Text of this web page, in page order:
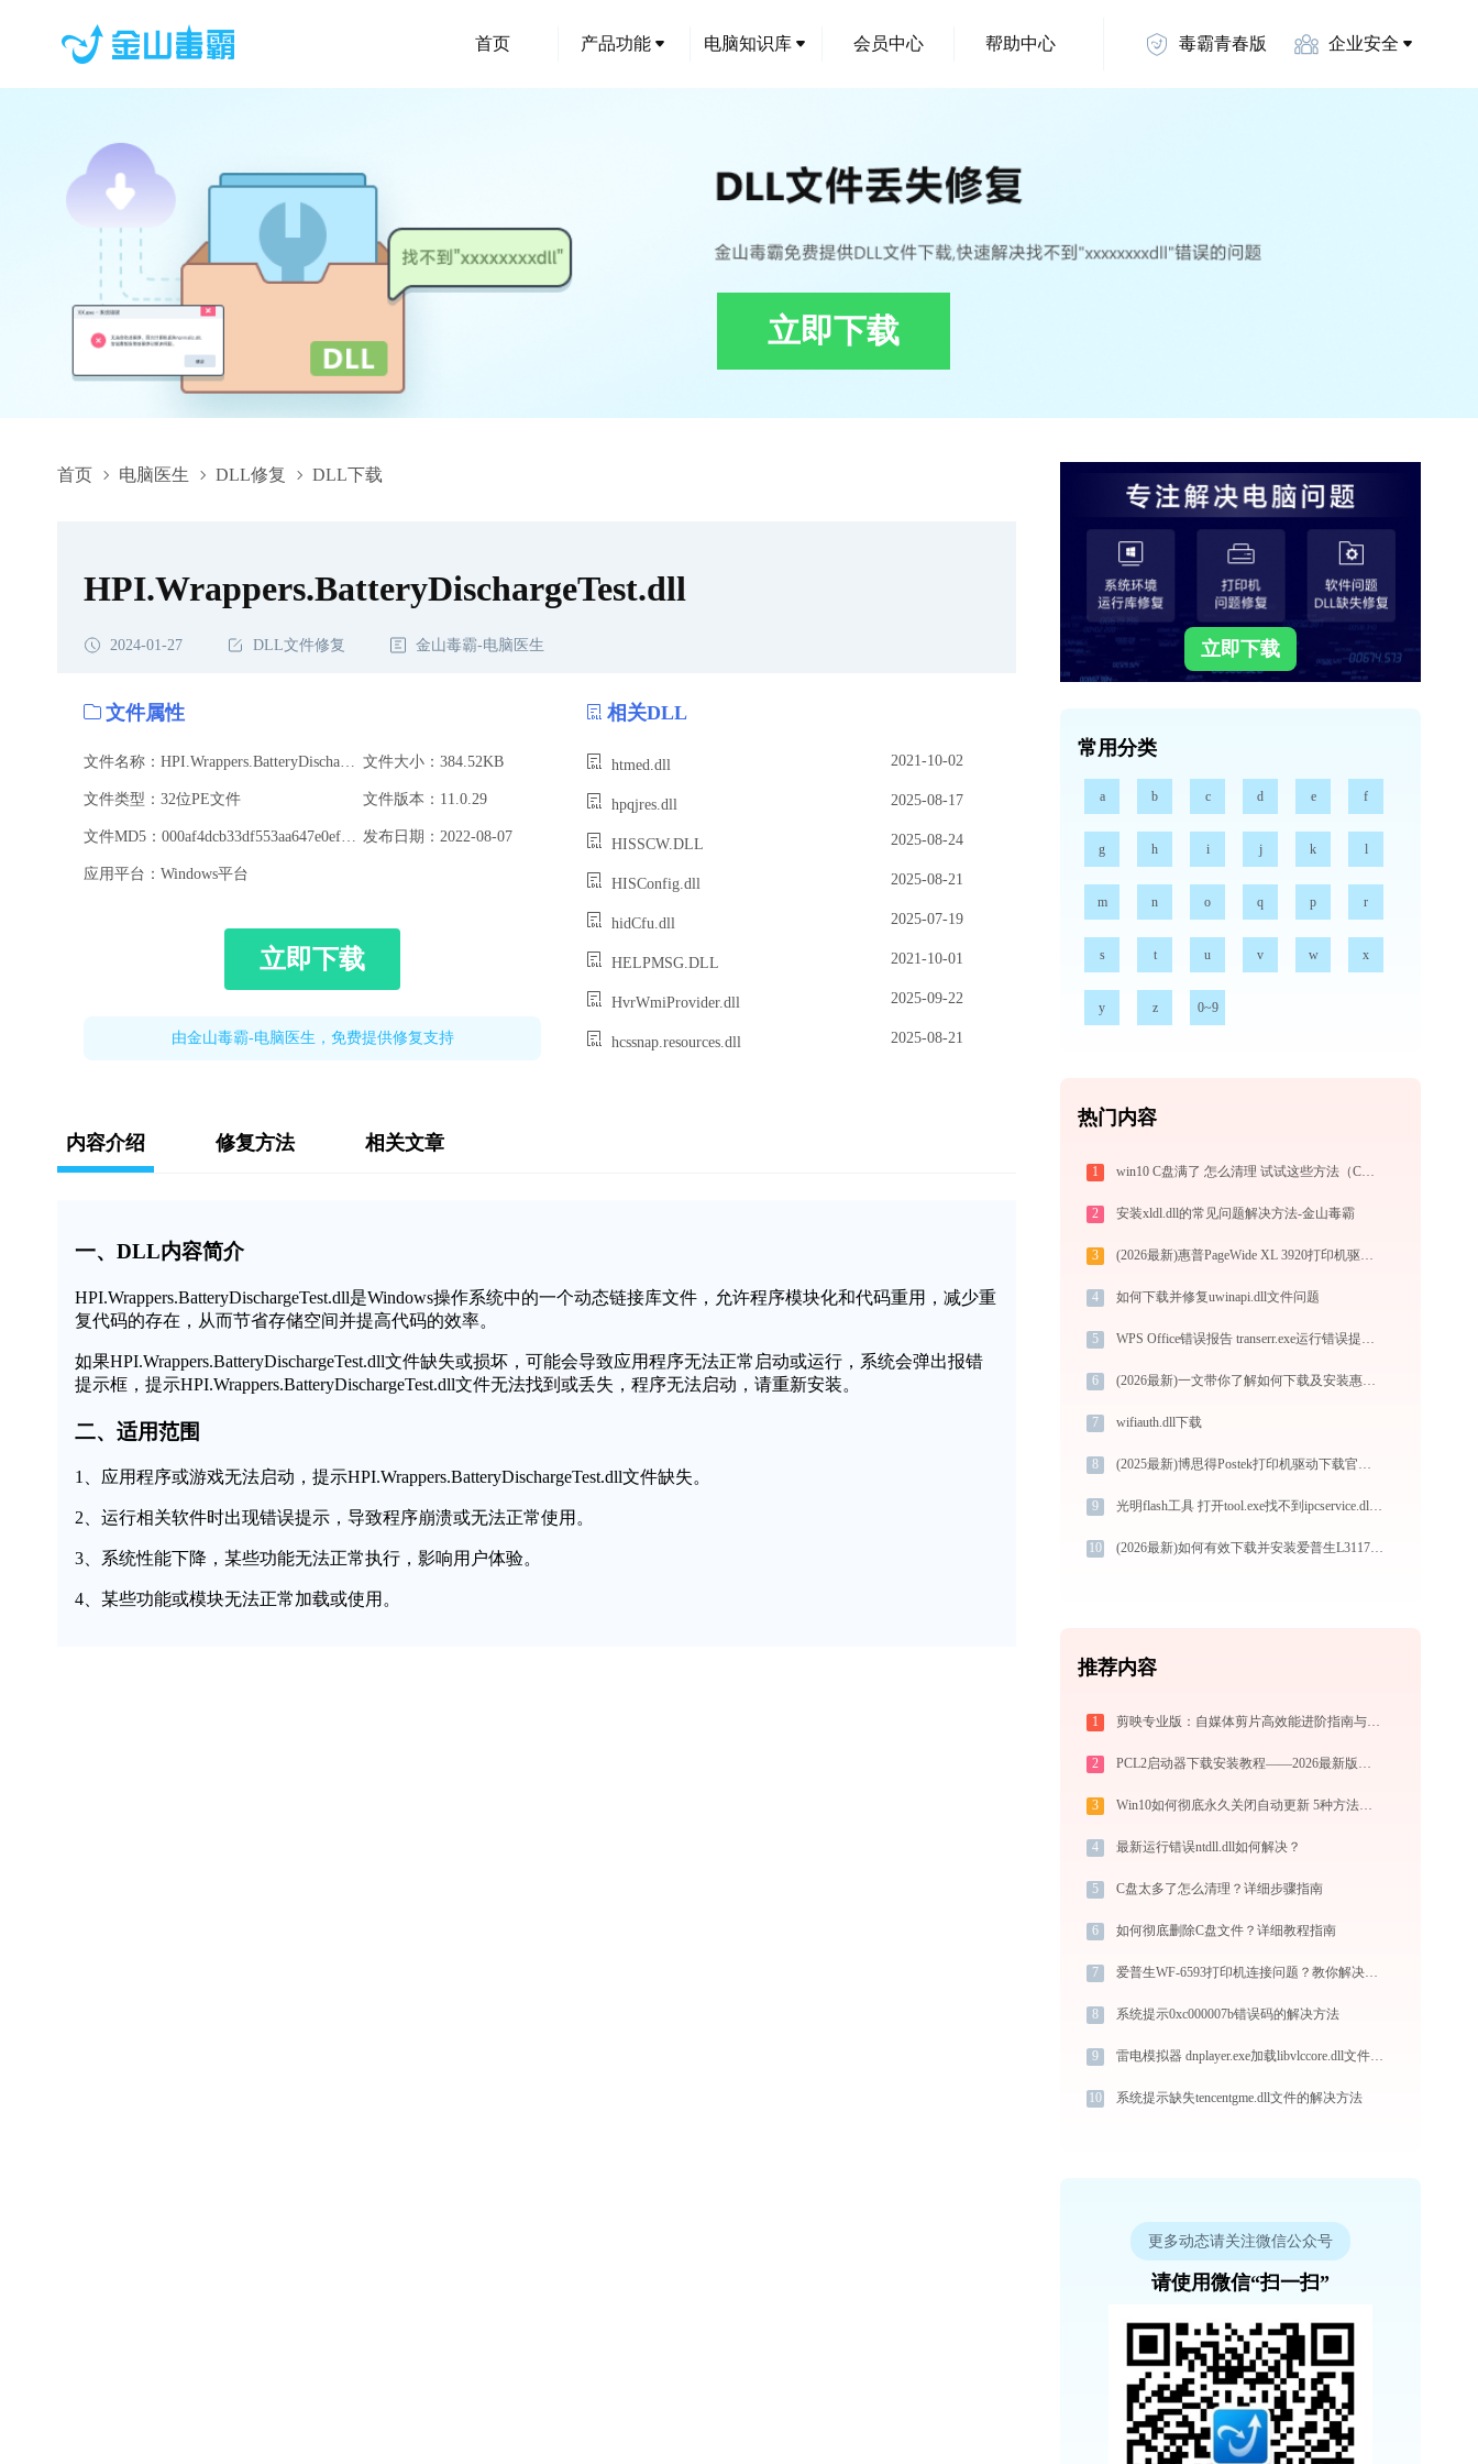
首页 产品功能 电脑知识库 会员中心 帮助中心 毒霸青春版 企业安全
立即下载
首页 电脑医生 DLL修复 DLL下载
HPI.Wrappers.BatteryDischargeTest.dll,HPI.Wrappers.BatteryDischargeTest.dll下载,HPI.Wrappers.BatteryDischargeTest.dll修复
HPI.Wrappers.BatteryDischargeTest.dll
2024-01-27 DLL文件修复 金山毒霸-电脑医生
文件属性
文件大小：384.52KB
文件类型：32位PE文件 文件版本：11.0.29
发布日期：2022-08-07
应用平台：Windows平台
立即下载
由金山毒霸-电脑医生，免费提供修复支持
相关DLL
htmed.dll 2021-10-02
hpqjres.dll 2025-08-17
HISSCW.DLL 2025-08-24
HISConfig.dll 2025-08-21
hidCfu.dll 2025-07-19
HELPMSG.DLL 2021-10-01
HvrWmiProvider.dll 2025-09-22
hcssnap.resources.dll 2025-08-21
内容介绍 修复方法 相关文章
一、DLL内容简介
HPI.Wrappers.BatteryDischargeTest.dll是Windows操作系统中的一个动态链接库文件，允许程序模块化和代码重用，减少重
复代码的存在，从而节省存储空间并提高代码的效率。
如果HPI.Wrappers.BatteryDischargeTest.dll文件缺失或损坏，可能会导致应用程序无法正常启动或运行，系统会弹出报错
提示框，提示HPI.Wrappers.BatteryDischargeTest.dll文件无法找到或丢失，程序无法启动，请重新安装。
二、适用范围
1、应用程序或游戏无法启动，提示HPI.Wrappers.BatteryDischargeTest.dll文件缺失。
2、运行相关软件时出现错误提示，导致程序崩溃或无法正常使用。
3、系统性能下降，某些功能无法正常执行，影响用户体验。
4、某些功能或模块无法正常加载或使用。
立即下载
常用分类
a b c d e f
g h i j k l
m n o q p r
s t u v w x
y z 0~9
热门内容
1 win10 C盘满了 怎么清理 试试这些方法（C盘清理、磁盘清理）
2 安装xldl.dll的常见问题解决方法-金山毒霸
3 (2026最新)惠普PageWide XL 3920打印机驱动如何下载安装？这里有你需要的所有信息
4 如何下载并修复uwinapi.dll文件问题
5 WPS Office错误报告 transerr.exe运行错误提示0xc000000d的解决办法
6 (2026最新)一文带你了解如何下载及安装惠普Deskjet D2460打印机驱动
7 wifiauth.dll下载
8 (2025最新)博思得Postek打印机驱动下载官方Win10/Win11
9 光明flash工具 打开tool.exe找不到ipcservice.dll怎么办
10 (2026最新)如何有效下载并安装爱普生L3117打印机驱动？全方位指导手册
推荐内容
1 剪映专业版：自媒体剪片高效能进阶指南与无痛提效攻略
2 PCL2启动器下载安装教程——2026最新版我的世界Java版启动器配置指南
3 Win10如何彻底永久关闭自动更新 5种方法教你永久关闭win10自动更新
4 最新运行错误ntdll.dll如何解决？
5 C盘太多了怎么清理？详细步骤指南
6 如何彻底删除C盘文件？详细教程指南
7 爱普生WF-6593打印机连接问题？教你解决方法 -金山毒霸
8 系统提示0xc000007b错误码的解决方法
9 雷电模拟器 dnplayer.exe加载libvlccore.dll文件丢失处理办法
10 系统提示缺失tencentgme.dll文件的解决方法
更多动态请关注微信公众号
请使用微信“扫一扫”